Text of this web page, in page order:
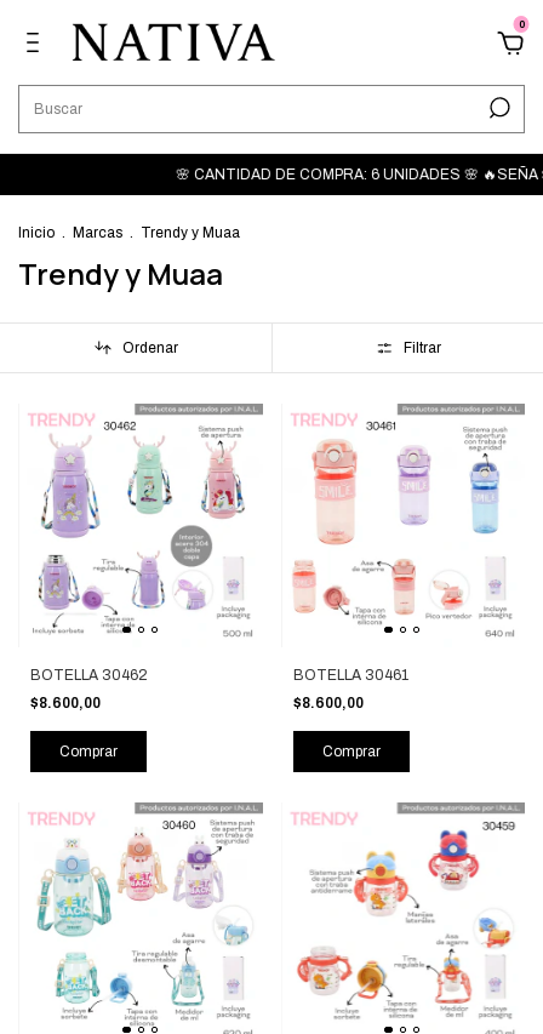
0
🌸 CANTIDAD DE COMPRA: 6 UNIDADES 🌸 🔥SEÑA
Inicio . Marcas . Trendy y Muaa
Trendy y Muaa
Ordenar Filtrar
BOTELLA 30462
$8.600,00
Comprar
BOTELLA 30461
$8.600,00
Comprar